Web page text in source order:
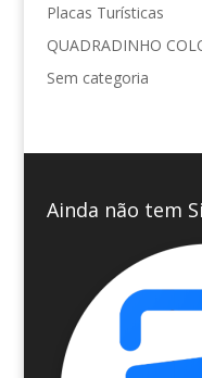
Placas Turísticas
QUADRADINHO
Sem categoria
Ainda não tem